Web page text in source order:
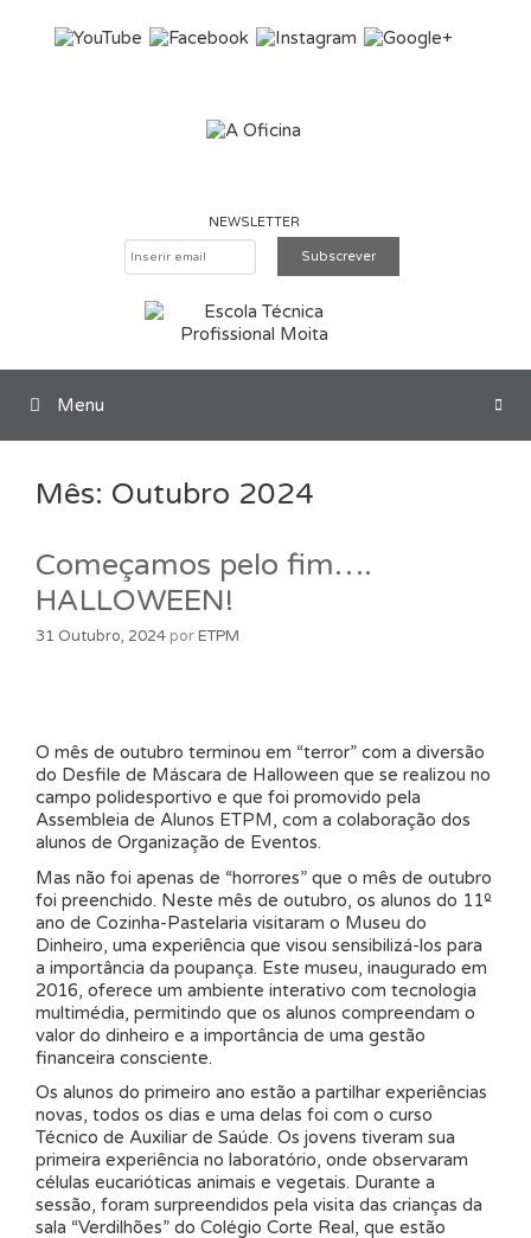
NEWSLETTER
Pesquisar
Menu
Mês: Outubro 2024
Começamos pelo fim….
HALLOWEEN!
31 Outubro, 2024 porETPM
O mês de outubro terminou em “terror” com a diversão
do Desfile de Máscara de Halloween que se realizou no
campo polidesportivo e que foi promovido pela
Assembleia de Alunos ETPM, com a colaboração dos
alunos de Organização de Eventos.
Mas não foi apenas de “horrores” que o mês de outubro
foi preenchido. Neste mês de outubro, os alunos do 11º
ano de Cozinha-Pastelaria visitaram o Museu do
Dinheiro, uma experiência que visou sensibilizá-los para
a importância da poupança. Este museu, inaugurado em
2016, oferece um ambiente interativo com tecnologia
multimédia, permitindo que os alunos compreendam o
valor do dinheiro e a importância de uma gestão
financeira consciente.
Os alunos do primeiro ano estão a partilhar experiências
novas, todos os dias e uma delas foi com o curso
Técnico de Auxiliar de Saúde. Os jovens tiveram sua
primeira experiência no laboratório, onde observaram
células eucarióticas animais e vegetais. Durante a
sessão, foram surpreendidos pela visita das crianças da
sala “Verdilhões” do Colégio Corte Real, que estão